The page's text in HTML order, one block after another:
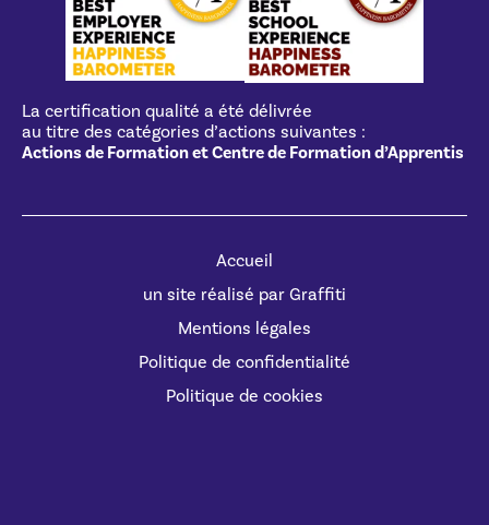
La certification qualité a été délivrée
au titre des catégories d’actions suivantes :
Actions de Formation et Centre de Formation d’Apprentis
Accueil
un site réalisé par Graffiti
Mentions légales
Politique de confidentialité
Politique de cookies